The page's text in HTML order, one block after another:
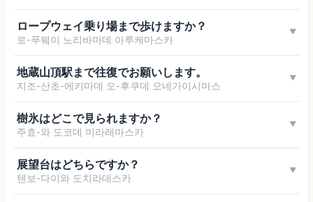
ロープウェイ乗り場まで歩けますか？
로-푸웨이 노리바마데 아루케마스카
▼
地蔵山頂駅まで往復でお願いします。
지조-산초-에키마데 오-후쿠데 오네가이시마스
▼
樹氷はどこで見られますか？
주효-와 도코데 미라레마스카
▼
展望台はどちらですか？
텐보-다이와 도치라데스카
▼